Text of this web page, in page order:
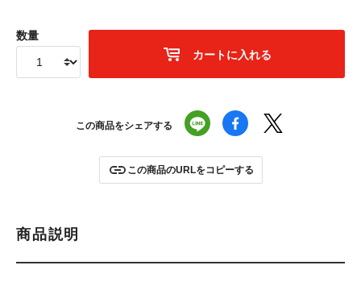
数量
カートに入れる
この商品をシェアする
この商品のURLをコピーする
商品説明